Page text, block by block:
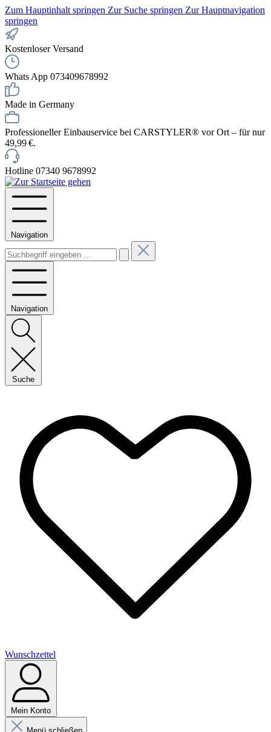
Zum Hauptinhalt springen Zur Suche springen Zur Hauptnavigation
springen
Kostenloser Versand
Whats App 073409678992
Made in Germany
Professioneller Einbauservice bei CARSTYLER® vor Ort – für nur
49,99 €.
Hotline 07340 9678992
Navigation
Navigation
Suche
Wunschzettel
Mein Konto